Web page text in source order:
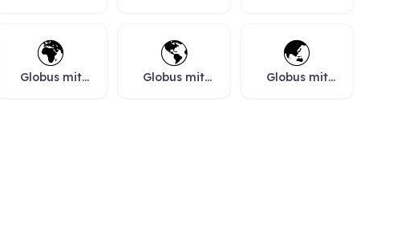
🌍
Globus mit
🌎
Globus mit
🌏
Globus mit